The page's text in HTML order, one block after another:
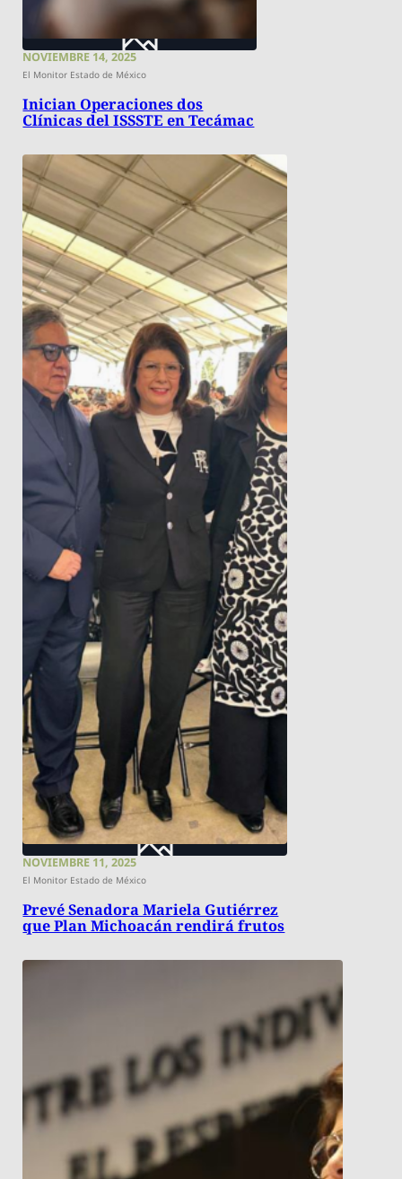
NOVIEMBRE 14, 2025
El Monitor Estado de México
Inician Operaciones dos
Clínicas del ISSSTE en Tecámac
NOVIEMBRE 11, 2025
El Monitor Estado de México
Prevé Senadora Mariela Gutiérrez
que Plan Michoacán rendirá frutos